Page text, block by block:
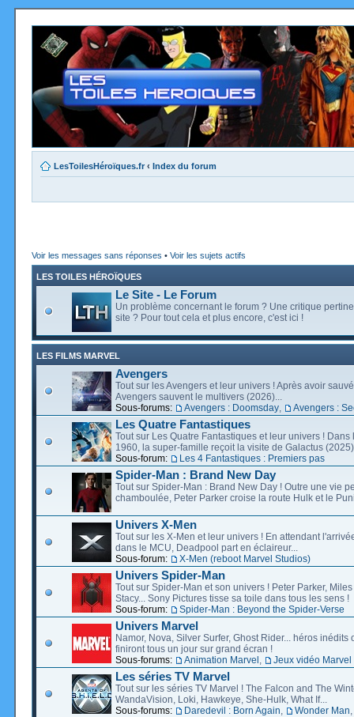
LesToilesHéroïques.fr ‹ Index du forum
Voir les messages sans réponses • Voir les sujets actifs
LES TOILES HÉROÏQUES
Le Site - Le Forum
Un problème concernant le forum ? Une critique
site ? Pour tout cela et plus encore, c'est ici !
LES FILMS MARVEL
Avengers
Tout sur les Avengers et leur univers ! Après avoir
Avengers sauvent le multivers (2026)...
Sous-forums:
Avengers : Doomsday Avengers :
Les Quatre Fantastiques
Tout sur Les Quatre Fantastiques et leur univers ! Dans
1960, la super-famille reçoit la visite de Galactus
Sous-forum:
Les 4 Fantastiques : Premiers pas
Spider-Man : Brand New Day
Tout sur Spider-Man : Brand New Day ! Outre une vie
chamboulée, Peter Parker croise la route Hulk et le
Univers X-Men
Tout sur les X-Men et leur univers ! En attendant
dans le MCU, Deadpool part en éclaireur...
Sous-forum:
X-Men (reboot Marvel Studios)
Univers Spider-Man
Tout sur Spider-Man et son univers ! Peter Parker,
Stacy... Sony Pictures tisse sa toile dans tous les sens !
Sous-forum:
Spider-Man : Beyond the Spider-Verse
Univers Marvel
Namor, Nova, Silver Surfer, Ghost Rider... héros inédits
finiront tous un jour sur grand écran !
Sous-forums:
Animation Marvel Jeux vidéo Marvel
Les séries TV Marvel
Tout sur les séries TV Marvel ! The Falcon and The
WandaVision, Loki, Hawkeye, She-Hulk, What If...
Sous-forums:
Daredevil : Born Again Wonder Man